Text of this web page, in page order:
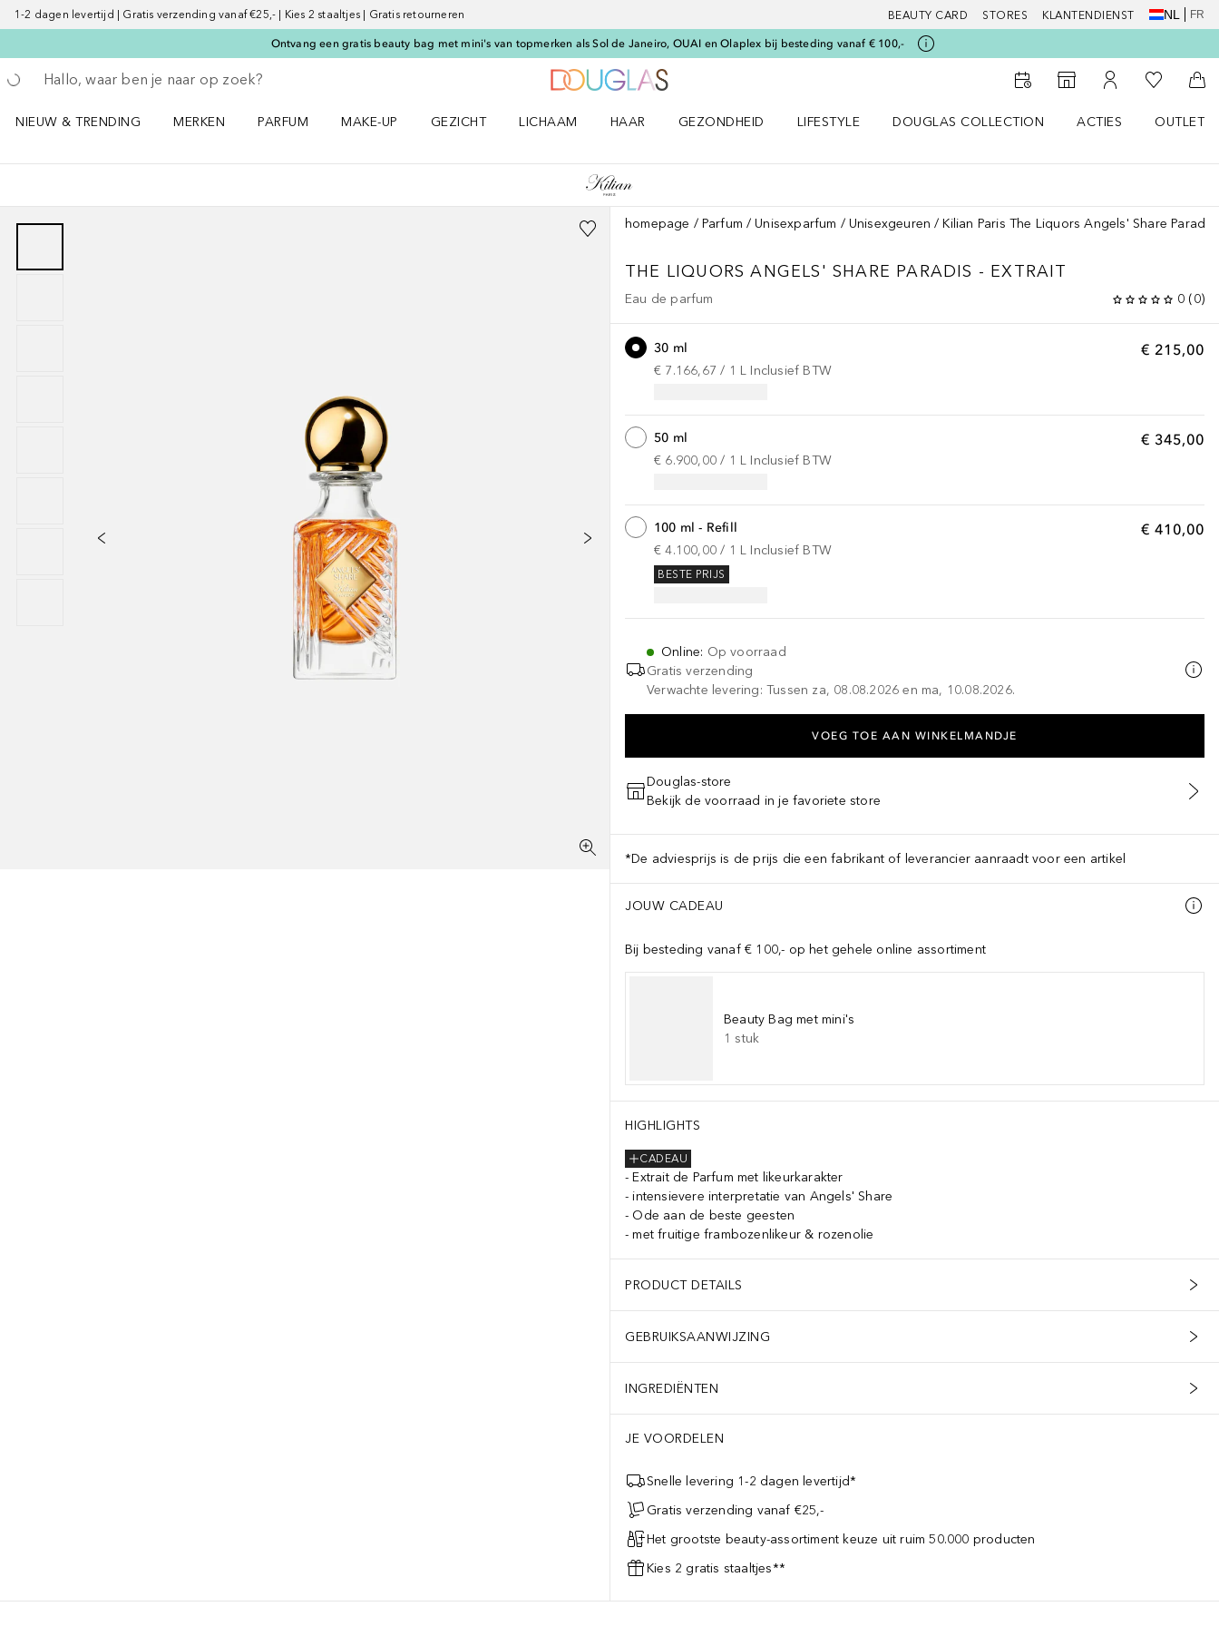
1-2 dagen levertijd | Gratis verzending vanaf €25,- | Kies 2 staaltjes | Gratis retourneren BEAUTY CARD STORES KLANTENDIENST NL FR
Ontvang een gratis beauty bag met mini's van topmerken als Sol de Janeiro, OUAI en Olaplex bij besteding vanaf € 100,-
Ga terug
Zoekopdracht uitvoeren
Naar StorefinderNaar Mijn Account
Naar Mijn
NIEUW & TRENDING
MERKEN
PARFUM
MAKE-UP
GEZICHT
LICHAAM
HAAR
GEZONDHEID
LIFESTYLE
DOUGLAS COLLECTION
ACTIES
OUTLET
homepage Parfum Unisexparfum Unisexgeuren Kilian Paris The Liquors Angels' Share Paradis
THE LIQUORS ANGELS' SHARE PARADIS - EXTRAIT
Eau de parfum 0 (0)
€ 215,00
30 ml
€ 7.166,67 / 1 L Inclusief BTW
€ 345,00
50 ml
€ 6.900,00 / 1 L Inclusief BTW
€ 410,00
100 ml - Refill
€ 4.100,00 / 1 L Inclusief BTW
BESTE PRIJS
Online: Op voorraad
Gratis verzending
Verwachte levering: Tussen za, 08.08.2026 en ma, 10.08.2026.
VOEG TOE AAN WINKELMANDJE
Douglas-store
Bekijk de voorraad in je favoriete store
*De adviesprijs is de prijs die een fabrikant of leverancier aanraadt voor een artikel
JOUW CADEAU
Bij besteding vanaf € 100,- op het gehele online assortiment
Beauty Bag met mini's
1 stuk
HIGHLIGHTS
CADEAU
Extrait de Parfum met likeurkarakter
intensievere interpretatie van Angels' Share
Ode aan de beste geesten
met fruitige frambozenlikeur & rozenolie
PRODUCT DETAILS
GEBRUIKSAANWIJZING
INGREDIËNTEN
JE VOORDELEN
Snelle levering 1-2 dagen levertijd*
Gratis verzending vanaf €25,-
Het grootste beauty-assortiment keuze uit ruim 50.000 producten
Kies 2 gratis staaltjes**